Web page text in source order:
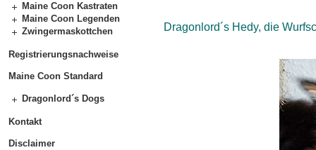
Maine Coon Kastraten
Maine Coon Legenden
Zwingermaskottchen
Registrierungsnachweise
Maine Coon Standard
Dragonlord´s Dogs
Kontakt
Disclaimer
Dragonlord´s Hedy, die